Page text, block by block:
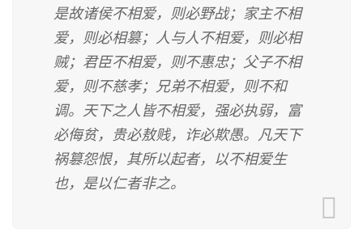
是故诸侯不相爱，则必野战；家主不相
爱，则必相篡；人与人不相爱，则必相
贼；君臣不相爱，则不惠忠；父子不相
爱，则不慈孝；兄弟不相爱，则不和
调。天下之人皆不相爱，强必执弱，富
必侮贫，贵必敖贱，诈必欺愚。凡天下
祸篡怨恨，其所以起者，以不相爱生
也，是以仁者非之。